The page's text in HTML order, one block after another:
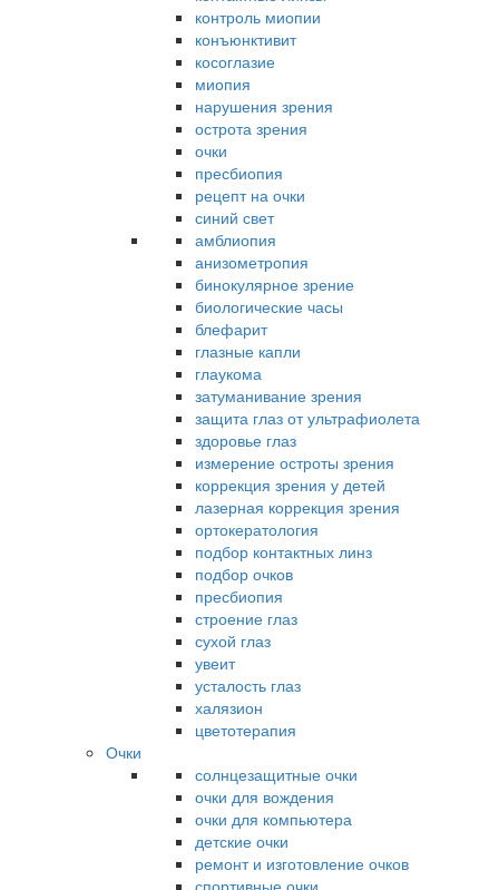
контроль миопии
конъюнктивит
косоглазие
миопия
нарушения зрения
острота зрения
очки
пресбиопия
рецепт на очки
синий свет
амблиопия
анизометропия
бинокулярное зрение
биологические часы
блефарит
глазные капли
глаукома
затуманивание зрения
защита глаз от ультрафиолета
здоровье глаз
измерение остроты зрения
коррекция зрения у детей
лазерная коррекция зрения
ортокератология
подбор контактных линз
подбор очков
пресбиопия
строение глаз
сухой глаз
увеит
усталость глаз
халязион
цветотерапия
Очки
солнцезащитные очки
очки для вождения
очки для компьютера
детские очки
ремонт и изготовление очков